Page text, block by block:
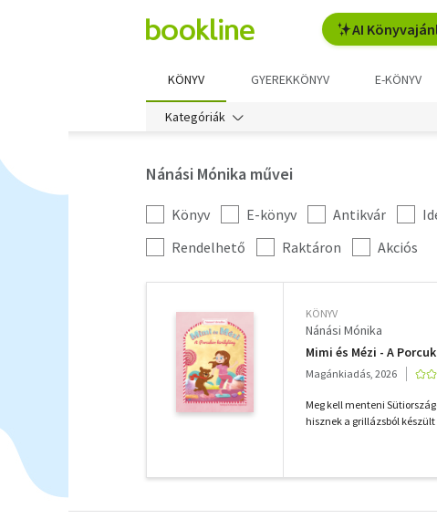
AI
KÖNYV GYEREKKÖNYV E-KÖNYV
Kategóriák
Nánási Mónika művei
Kategória
szűrés
Könyv E-könyv Antikvár
További
szűrők
Rendelhető Raktáron Akciós
KÖNYV
Nánási Mónika
Mimi és Mézi - A
Magánkiadás, 2026
Meg kell menteni
hisznek a grillázsból